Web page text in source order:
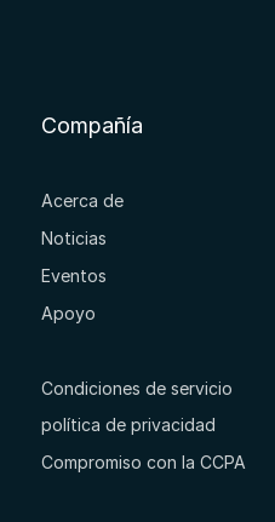
Compañía
Acerca de
Noticias
Eventos
Apoyo
Condiciones de servicio
política de privacidad
Compromiso con la CCPA